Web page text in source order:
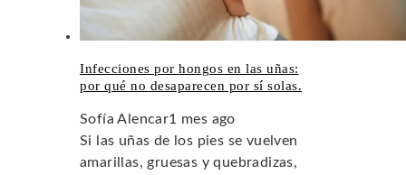
Infecciones por hongos en las uñas:
por qué no desaparecen por sí solas.
Sofía Alencar1 mes ago
Si las uñas de los pies se vuelven
amarillas, gruesas y quebradizas,